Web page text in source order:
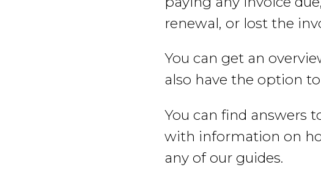
renewal, or lost the
You can get an
also have the option
You can find answers
with information on
any of our guides.